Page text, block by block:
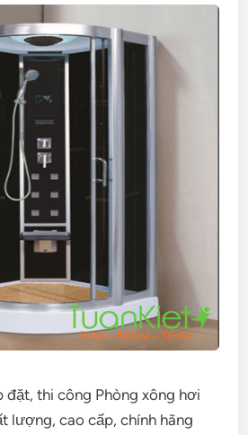
đặt, thi công Phòng xông hơi
lượng, cao cấp, chính hãng